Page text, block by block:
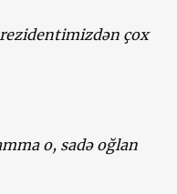
çox
o, sadə oğlan